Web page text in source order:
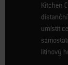
Kitchen
umístit
litinový